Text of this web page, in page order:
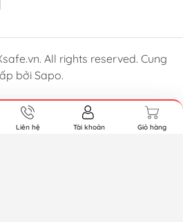
All rights reserved. Cung
bởi Sapo.
Liên hệ Tài khoản Giỏ hàng